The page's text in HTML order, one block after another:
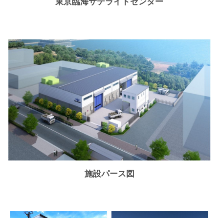
施設パース図